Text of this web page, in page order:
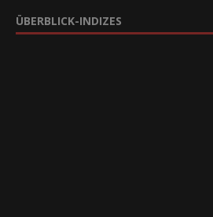
ÜBERBLICK-INDIZES